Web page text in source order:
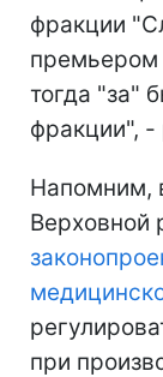
фракции
премьером
тогда "за"
фракции", -
Напомним,
Верховной
при